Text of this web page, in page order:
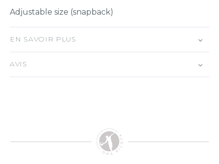
Adjustable size (snapback)
EN SAVOIR PLUS
AVIS